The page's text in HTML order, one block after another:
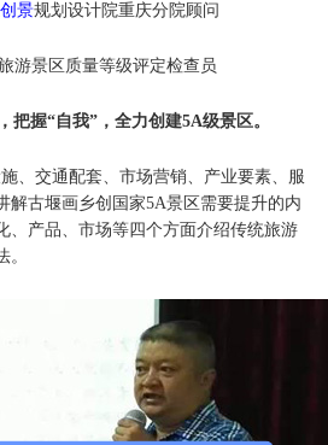
景规划设计院重庆分院顾问
游景区质量等级评定检查员
把握“自我”，全力创建5A级景区。
、交通配套、市场营销、产业要素、服
解古堰画乡创国家5A景区需要提升的内
、产品、市场等四个方面介绍传统旅游
。